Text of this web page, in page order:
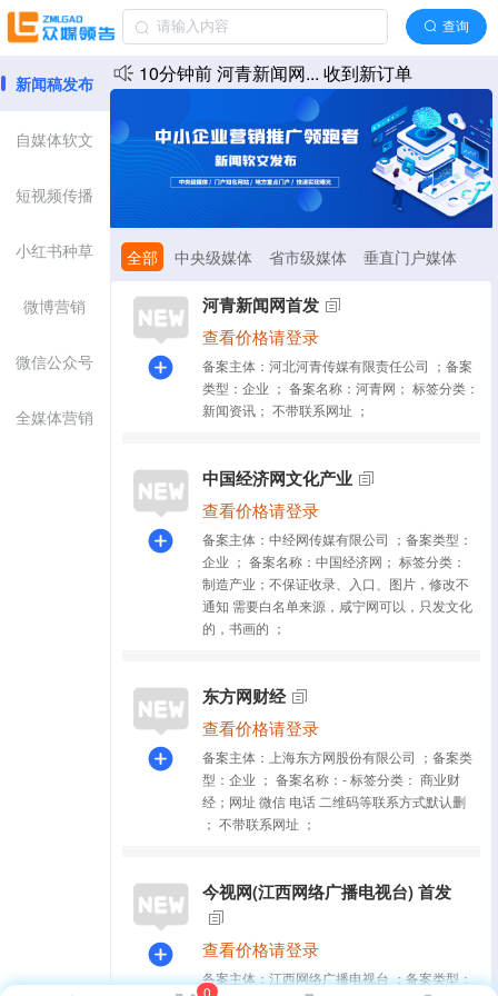
查询
新闻稿发布
自媒体软文
短视频传播
小红书种草
微博营销
微信公众号
全媒体营销
10分钟前 搜狐号(搜... 收到新订单
10分钟前 河青新闻网... 收到新订单
10分钟前 大千新资讯 收到新订单
10分钟前 健康科技网 收到新订单
10分钟前 大众视野聚... 收到新订单
10分钟前 资晓快客（... 收到新订单
10分钟前 现代传媒 收到新订单
10分钟前 中华网生活 收到新订单
10分钟前 搜狐资讯（... 收到新订单
10分钟前 搜狐号(搜... 收到新订单
全部 中央级媒体 省市级媒体
垂直门户媒体
其他分类
媒体套餐 海外媒体
河青新闻网首发
查看价格请登录
备案主体：河北河青传媒有限责任公司 ； 备案
类型：企业 ； 备案名称：河青网 ； 标签分类：
新闻资讯； 不带联系网址 ；
中国经济网文化产业
查看价格请登录
备案主体：中经网传媒有限公司 ； 备案类型：
企业 ； 备案名称：中国经济网 ； 标签分类：
制造产业 ； 不保证收录、入口、图片，修改不
通知 需要白名单来源，咸宁网可以，只发文化
的，书画的 ；
东方网财经
查看价格请登录
备案主体：上海东方网股份有限公司 ； 备案类
型：企业 ； 备案名称：-标签分类： 商业财
经； 网址 微信 电话 二维码等联系方式默认删
； 不带联系网址 ；
今视网(江西网络广播电视台) 首发
查看价格请登录
备案主体：江西网络广播电视台；备案类型：
0